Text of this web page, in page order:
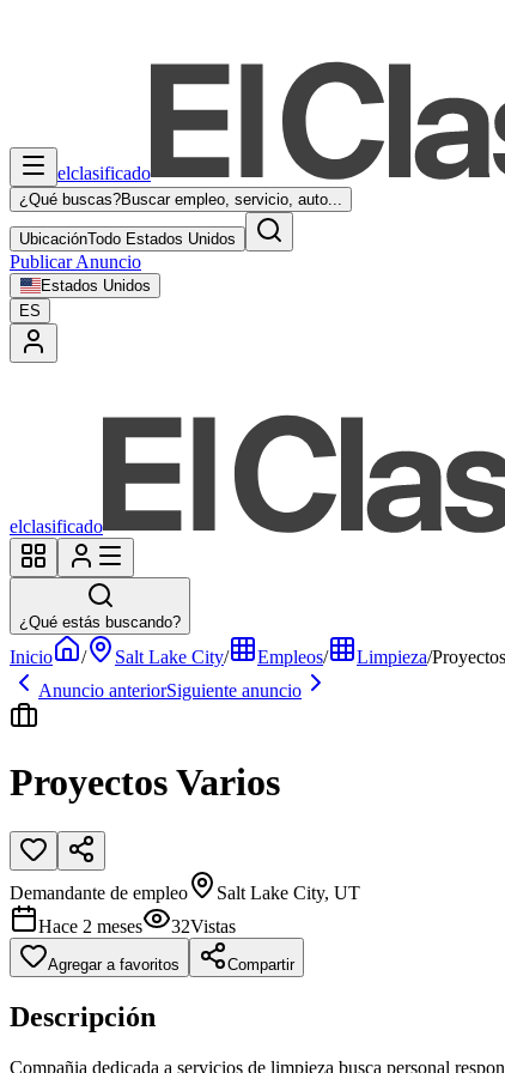
elclasificado
¿Qué buscas?Buscar empleo, servicio, auto...
UbicaciónTodo Estados Unidos
Publicar Anuncio
Estados Unidos
ES
elclasificado
¿Qué estás buscando?
Inicio / Salt Lake City/ Empleos/ Limpieza/
Anuncio anteriorSiguiente anuncio
Proyectos Varios
Demandante de empleo
Salt Lake City, UT
Hace 2 meses
32Vistas
Agregar a favoritos Compartir
Descripción
Compañia dedicada a servicios de limpieza busca personal